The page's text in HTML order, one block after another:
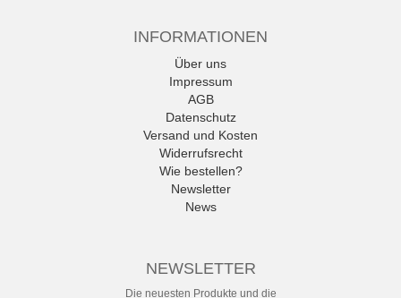
INFORMATIONEN
Über uns
Impressum
AGB
Datenschutz
Versand und Kosten
Widerrufsrecht
Wie bestellen?
Newsletter
News
NEWSLETTER
Die neuesten Produkte und die